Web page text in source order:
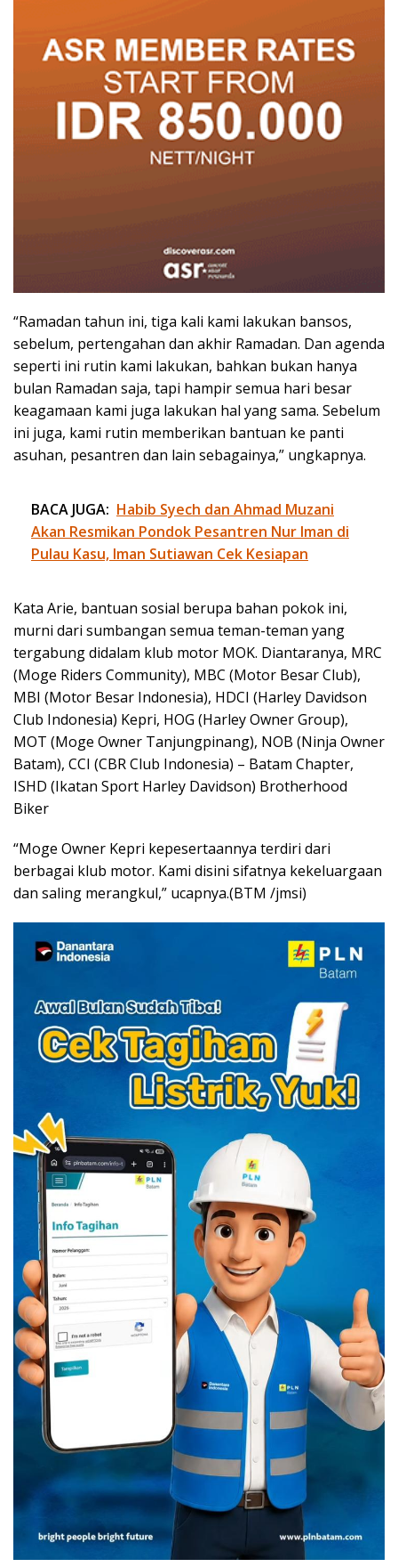
“Ramadan tahun ini, tiga kali kami lakukan bansos,
sebelum, pertengahan dan akhir Ramadan. Dan agenda
seperti ini rutin kami lakukan, bahkan bukan hanya
bulan Ramadan saja, tapi hampir semua hari besar
keagamaan kami juga lakukan hal yang sama. Sebelum
ini juga, kami rutin memberikan bantuan ke panti
asuhan, pesantren dan lain sebagainya,” ungkapnya.
BACA JUGA: Habib Syech dan Ahmad Muzani
Akan Resmikan Pondok Pesantren Nur Iman di
Pulau Kasu, Iman Sutiawan Cek Kesiapan
Kata Arie, bantuan sosial berupa bahan pokok ini,
murni dari sumbangan semua teman-teman yang
tergabung didalam klub motor MOK. Diantaranya, MRC
(Moge Riders Community), MBC (Motor Besar Club),
MBI (Motor Besar Indonesia), HDCI (Harley Davidson
Club Indonesia) Kepri, HOG (Harley Owner Group),
MOT (Moge Owner Tanjungpinang), NOB (Ninja Owner
Batam), CCI (CBR Club Indonesia) – Batam Chapter,
ISHD (Ikatan Sport Harley Davidson) Brotherhood
Biker
“Moge Owner Kepri kepesertaannya terdiri dari
berbagai klub motor. Kami disini sifatnya kekeluargaan
dan saling merangkul,” ucapnya.(BTM /jmsi)